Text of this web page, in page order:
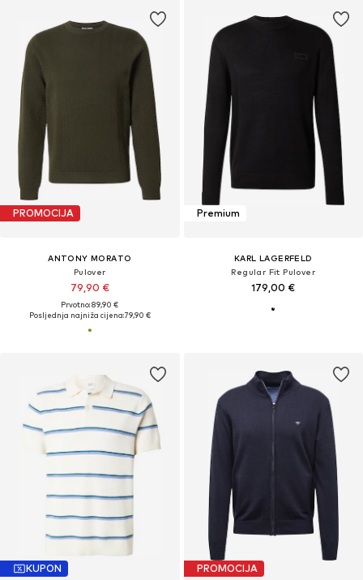
PROMOCIJA
ANTONY MORATO
Pulover
79,90 €
Prvotno: 89,90 €
Posljednja najniža cijena:79,90 €
Premium
KARL LAGERFELD
Regular Fit Pulover
179,00 €
KUPON PROMOCIJA